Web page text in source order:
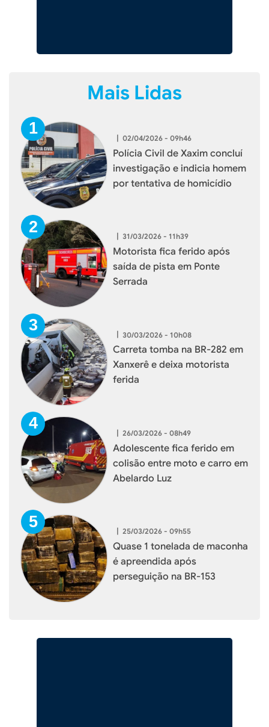
Mais Lidas
| 02/04/2026 - 09h46
Polícia Civil de Xaxim concluí
investigação e indicia homem
por tentativa de homicídio
| 31/03/2026 - 11h39
Motorista fica ferido após
saída de pista em Ponte
Serrada
| 30/03/2026 - 10h08
Carreta tomba na BR-282 em
Xanxerê e deixa motorista
ferida
| 26/03/2026 - 08h49
Adolescente fica ferido em
colisão entre moto e carro em
Abelardo Luz
| 25/03/2026 - 09h55
Quase 1 tonelada de maconha
é apreendida após
perseguição na BR-153